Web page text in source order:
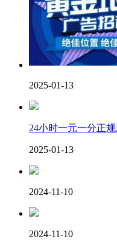
2025-01-13
24小时一元一分正
2025-01-13
2024-11-10
2024-11-10